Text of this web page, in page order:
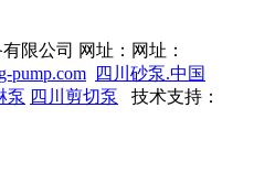
限公司 网址：网址：
pump.com
四川砂泵.中国
泵 四川剪切泵 技术支持：